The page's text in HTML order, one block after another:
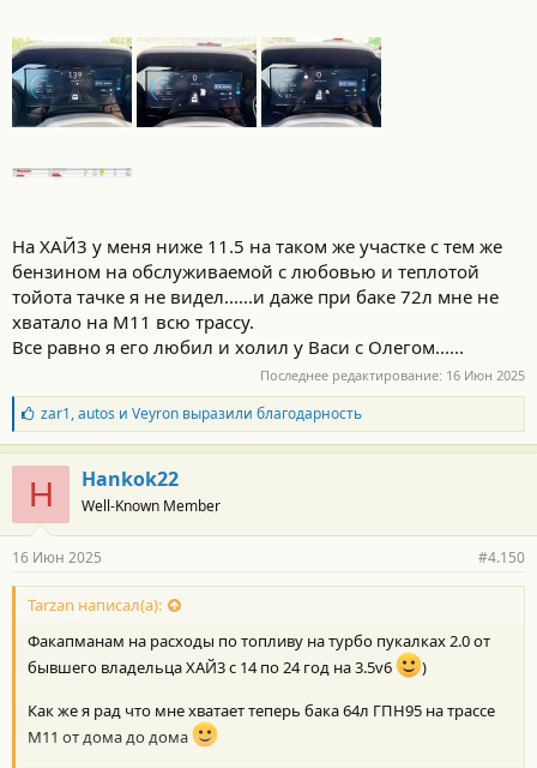
На ХАЙ3 у меня ниже 11.5 на таком же участке с тем же
бензином на обслуживаемой с любовью и теплотой
тойота тачке я не видел......и даже при баке 72л мне не
хватало на М11 всю трассу.
Все равно я его любил и холил у Васи с Олегом......
Последнее редактирование: 16 Июн 2025
Б
л
а
г
о
а
н
о
с
и
:
zar1,autos и Veyronвыразили благодарность
H Hankok22
Well-Known Member
16 Июн 2025 #4.150
Tarzan написал(а):
Факапманам на расходы по топливу на турбо пукалках 2.0 от
бывшего владельца ХАЙ3 с 14 по 24 год на 3.5v6
)
Как же я рад что мне хватает теперь бака 64л ГПН95 на трассе
М11 от дома до дома